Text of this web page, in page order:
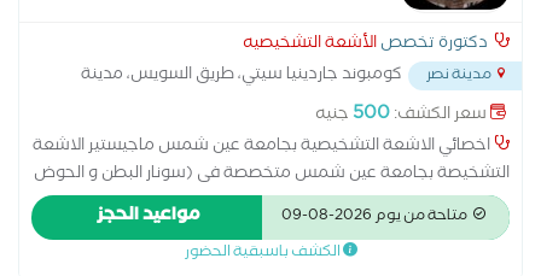
دكتورة تخصصالأشعة التشخيصيه
مدينة نصر
كومبوند جاردينيا سيتي، طريق السويس، مدينة
نصر...سعر الكشف:500 جنيه
اخصائي الاشعة التشخيصية بجامعة عين شمس ماجيستير الاشعة
التشخيصة بجامعة عين شمس متخصصة فى (سونار البطن و الحوض
و سونار الغدد ماجيستير الاشعة التشخيصة بجامعة عين شمس
متخصصة فى (سونار البطن و الحوض و سونار الغدد )
متاحة من يوم 2026-08-09 مواعيد الحجز
الكشف باسبقية الحضور